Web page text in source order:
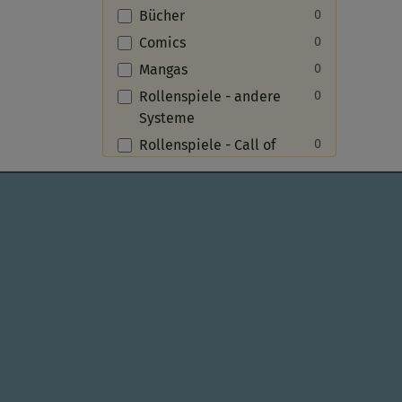
Bücher 0
Comics 0
Mangas 0
Rollenspiele - andere
Systeme
0
Rollenspiele - Call of
0